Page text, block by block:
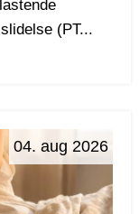
(PT...
04. aug 2026